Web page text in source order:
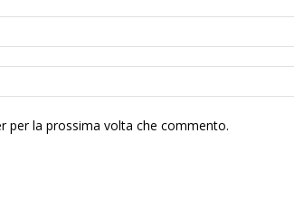
per la prossima volta che commento.